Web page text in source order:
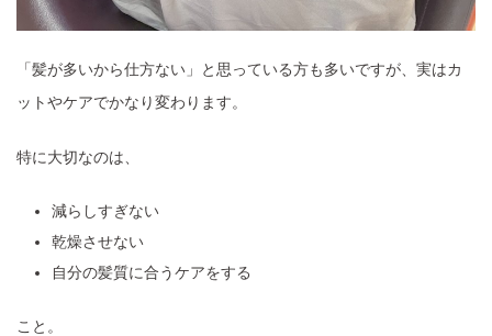
「髪が多いから仕方ない」と思っている方も多いですが、実はカ
ットやケアでかなり変わります。
特に大切なのは、
減らしすぎない
乾燥させない
自分の髪質に合うケアをする
こと。